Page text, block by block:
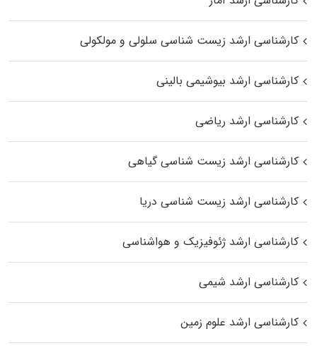
کارشناسی ارشد زیست شناسی سلولی و مولکولی
کارشناسی ارشد بیوشیمی بالینی
کارشناسی ارشد ریاضی
کارشناسی ارشد زیست‌ شناسی گیاهی
کارشناسی ارشد زیست‌ شناسی دریا
کارشناسی ارشد ژئوفیزیک و هواشناسی
کارشناسی ارشد شیمی
کارشناسی ارشد علوم زمین